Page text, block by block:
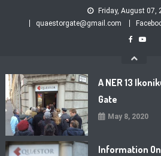
Friday, August 07,
quaestorgate@gmail.com
A NER 13
Gate
May 8, 2020
Information